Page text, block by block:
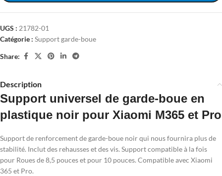
UGS : 21782-01
Catégorie : Support garde-boue
Share:
Description
Support universel de garde-boue en
plastique noir pour Xiaomi M365 et Pro
Support de renforcement de garde-boue noir qui nous fournira plus de
stabilité. Inclut des rehausses et des vis. Support compatible à la fois
pour Roues de 8,5 pouces et pour 10 pouces. Compatible avec Xiaomi
365 et Pro.